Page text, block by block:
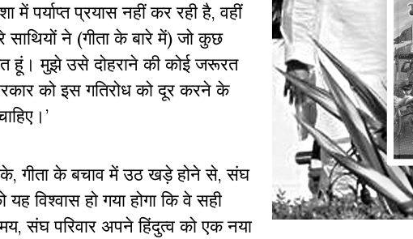
में पर्याप्त प्रयास नहीं कर रही है, वहीं
साथियों ने (गीता के बारे में) जो कुछ
हूं। मुझे उसे दोहराने की कोई जरूरत
को इस गतिरोध को दूर करने के
गीता के बचाव में उठ खड़े होने से, संघ
यह विश्वास हो गया होगा कि वे सही
संघ परिवार अपने हिंदुत्व को एक नया